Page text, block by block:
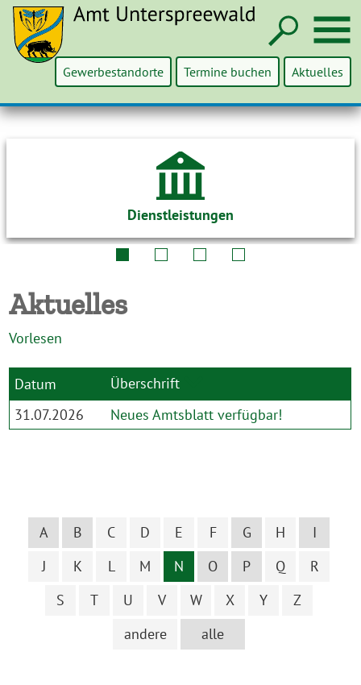
Gewerbestandorte Termine buchen Aktuelles
Dienstleistungen
Aktuelles
Vorlesen
Datum
Überschrift
31.07.2026
Neues Amtsblatt verfügbar!
alle
A B C D E F G H
I
J
K L M N O P Q
R
S
T U V W X Y
Z
andere